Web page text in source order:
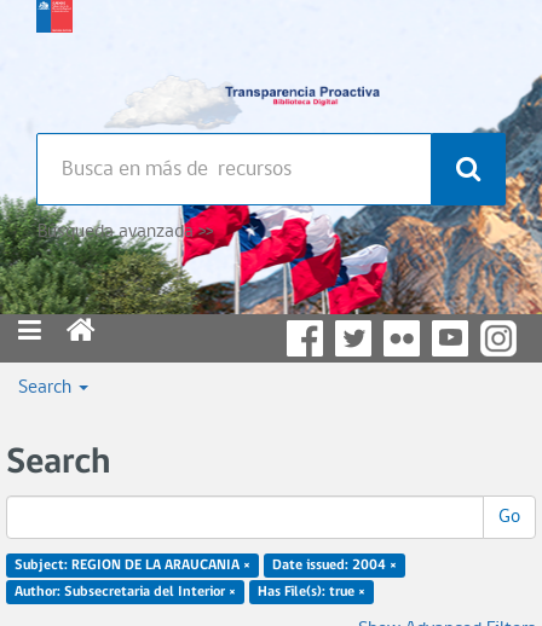
Búsqueda avanzada >>
Search
Search
Go
Subject: REGION DE LA ARAUCANIA ×
Date issued: 2004 ×
Author: Subsecretaria del Interior ×
Has File(s): true ×